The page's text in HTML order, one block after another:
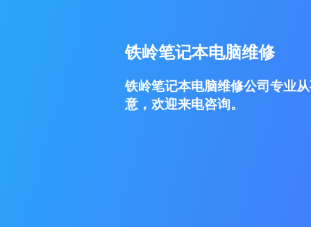
铁岭笔记本电脑维修
铁岭笔记本电脑维修公司专业
意，欢迎来电咨询。